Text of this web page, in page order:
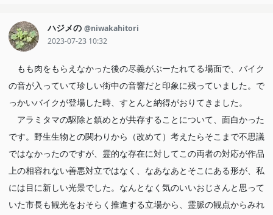
ハジメの @niwakahitori
2023-07-23 10:32
もも肉をもらえなかった後の尽義がぶーたれてる場面で、バイク
の音が入っていて珍しい街中の音響だと印象に残っていました。で
っかいバイクが登場した時、すとんと納得がおりてきました。
アラミタマの駆除と鎮めとが共存することについて、面白かった
です。野生生物との関わりから（改めて）考えたらそこまで不思議
ではなかったのですが、霊的な存在に対してこの両者の対応が作品
上の相容れない善悪対立ではなく、なあなあとそこにある形が、私
には目に新しい光景でした。なんとなく気のいいおじさんと思って
いた市長も観光をおそらく推進する立場から、霊脈の観点からみれ